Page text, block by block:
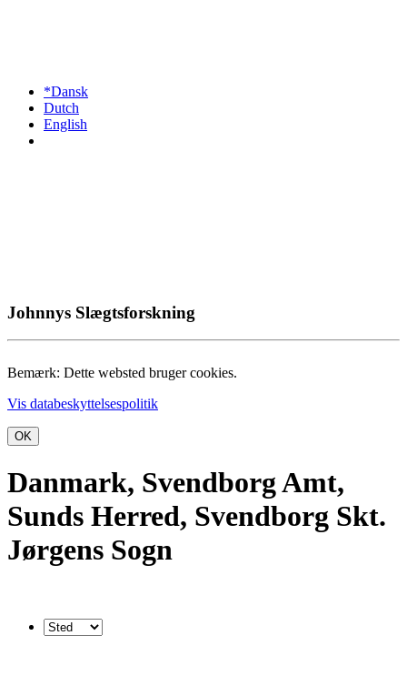
*Dansk
Dutch
English
Johnnys Slægtsforskning
Bemærk: Dette websted bruger cookies.
Vis databeskyttelsespolitik
OK
Danmark, Svendborg Amt,
Sunds Herred, Svendborg Skt.
Jørgens Sogn